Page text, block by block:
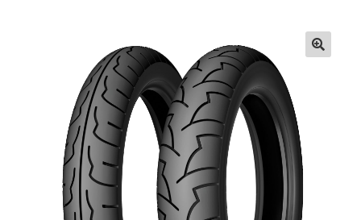
Ava
Kontakt